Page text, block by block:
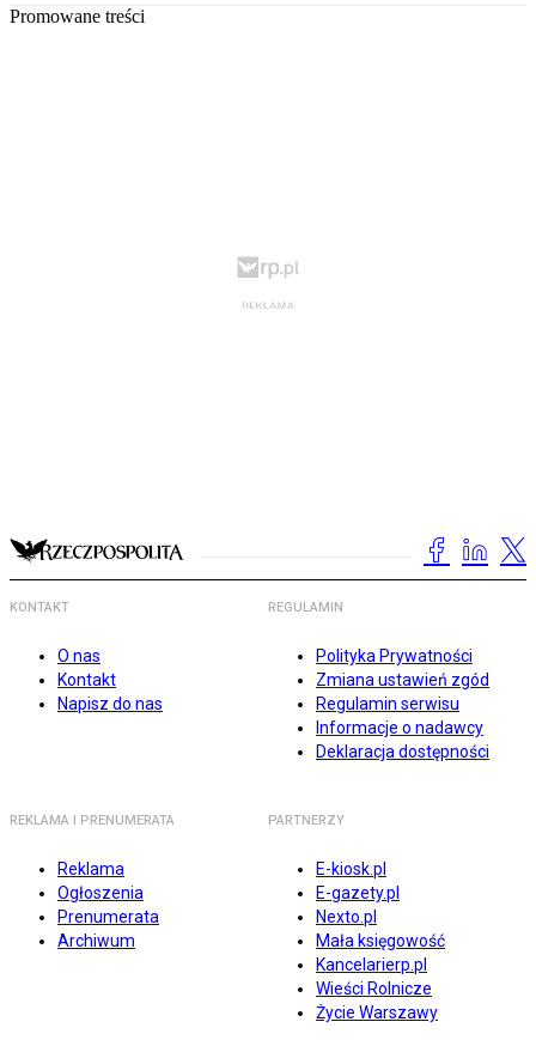
Promowane treści
KONTAKT
O nas
Kontakt
Napisz do nas
REGULAMIN
Polityka Prywatności
Zmiana ustawień zgód
Regulamin serwisu
Informacje o nadawcy
Deklaracja dostępności
REKLAMA I PRENUMERATA
Reklama
Ogłoszenia
Prenumerata
Archiwum
PARTNERZY
E-kiosk.pl
E-gazety.pl
Nexto.pl
Mała księgowość
Kancelarierp.pl
Wieści Rolnicze
Życie Warszawy